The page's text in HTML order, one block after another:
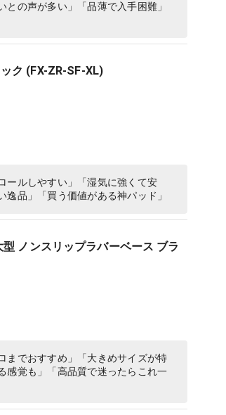
の声が多い」「品薄で入手困難」
ク (FX-ZR-SF-XL)
ールしやすい」「湿気に強くて安
品」「買う価値がある神パッド」
ノンスリップラバーベース ブラ
までおすすめ」「大きめサイズが特
感覚も」「高品質で迷ったらこれ一